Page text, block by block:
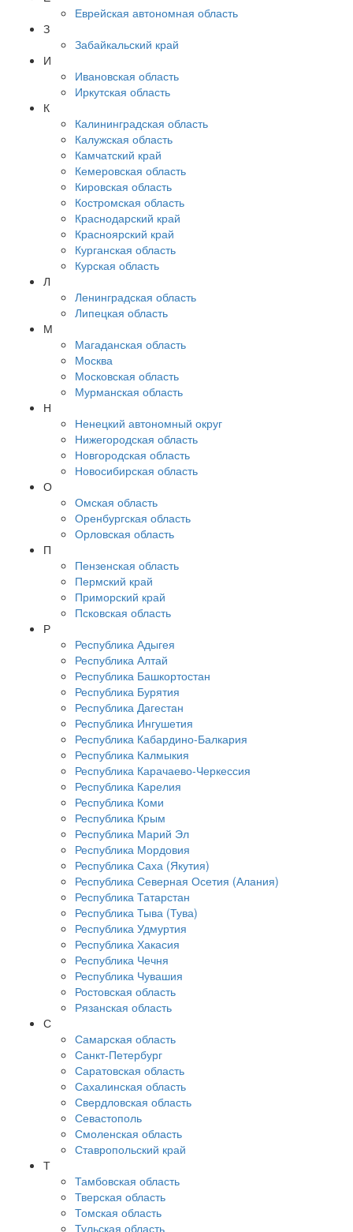
Еврейская автономная область
З
Забайкальский край
И
Ивановская область
Иркутская область
К
Калининградская область
Калужская область
Камчатский край
Кемеровская область
Кировская область
Костромская область
Краснодарский край
Красноярский край
Курганская область
Курская область
Л
Ленинградская область
Липецкая область
М
Магаданская область
Москва
Московская область
Мурманская область
Н
Ненецкий автономный округ
Нижегородская область
Новгородская область
Новосибирская область
О
Омская область
Оренбургская область
Орловская область
П
Пензенская область
Пермский край
Приморский край
Псковская область
Р
Республика Адыгея
Республика Алтай
Республика Башкортостан
Республика Бурятия
Республика Дагестан
Республика Ингушетия
Республика Кабардино-Балкария
Республика Калмыкия
Республика Карачаево-Черкессия
Республика Карелия
Республика Коми
Республика Крым
Республика Марий Эл
Республика Мордовия
Республика Саха (Якутия)
Республика Северная Осетия (Алания)
Республика Татарстан
Республика Тыва (Тува)
Республика Удмуртия
Республика Хакасия
Республика Чечня
Республика Чувашия
Ростовская область
Рязанская область
С
Самарская область
Санкт-Петербург
Саратовская область
Сахалинская область
Свердловская область
Севастополь
Смоленская область
Ставропольский край
Т
Тамбовская область
Тверская область
Томская область
Тульская область